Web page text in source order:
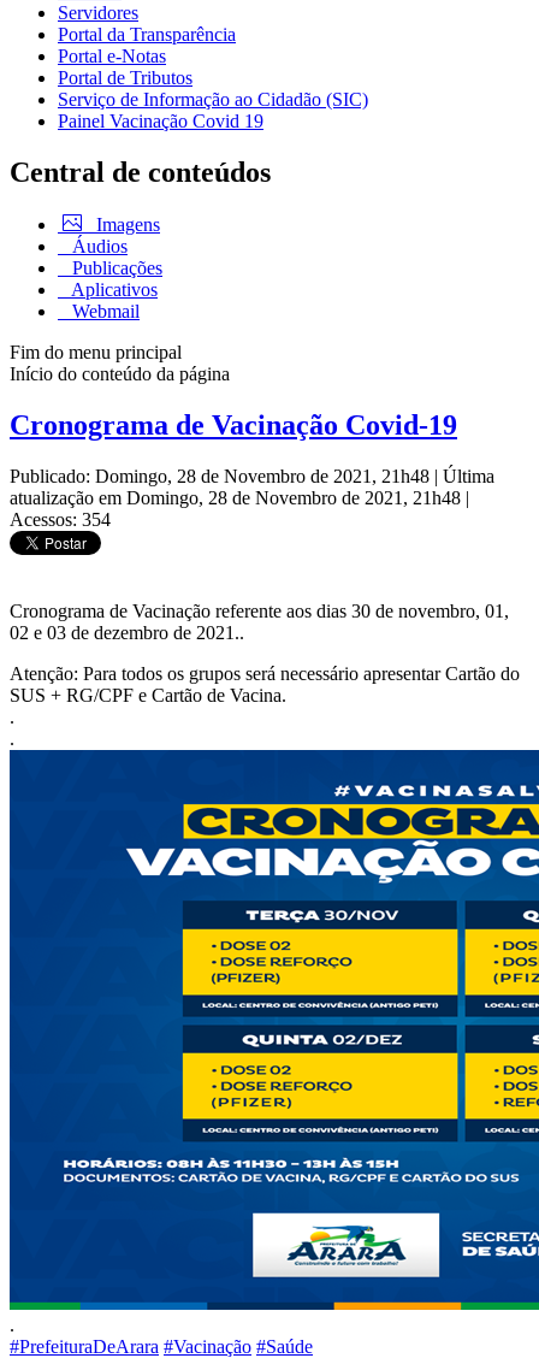
Servidores
Portal da Transparência
Portal e-Notas
Portal de Tributos
Serviço de Informação ao Cidadão (SIC)
Painel Vacinação Covid 19
Central de conteúdos
Imagens
Áudios
Publicações
Aplicativos
Webmail
Fim do menu principal
Início do conteúdo da página
Cronograma de Vacinação Covid-19
Publicado: Domingo, 28 de Novembro de 2021, 21h48 | Última
atualização em Domingo, 28 de Novembro de 2021, 21h48 |
Acessos: 354
Cronograma de Vacinação referente aos dias 30 de novembro, 01,
02 e 03 de dezembro de 2021..
Atenção: Para todos os grupos será necessário apresentar Cartão do
SUS + RG/CPF e Cartão de Vacina.
.
.
.
#PrefeituraDeArara #Vacinação #Saúde